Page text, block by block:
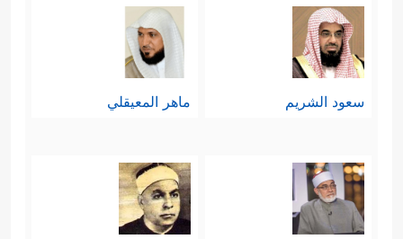
سعود الشريم ماهر المعيقلي